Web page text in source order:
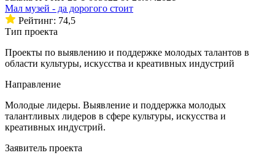
Мал музей - да дорогого стоит
Рейтинг: 74,5
Тип проекта
Проекты по выявлению и поддержке молодых талантов в
области культуры, искусства и креативных индустрий
Направление
Молодые лидеры. Выявление и поддержка молодых
талантливых лидеров в сфере культуры, искусства и
креативных индустрий.
Заявитель проекта